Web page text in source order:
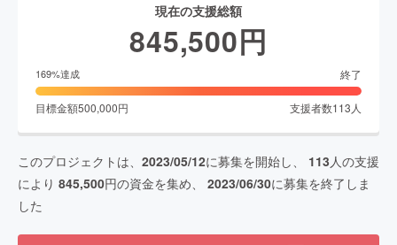
現在の支援総額
845,500円
169%達成 終了
目標金額500,000円 支援者数113 人
このプロジェクトは、 2023/05/12に募集を開始し、 113 人の支援
により 845,500円の資金を集め、 2023/06/30に募集を終了しま
した